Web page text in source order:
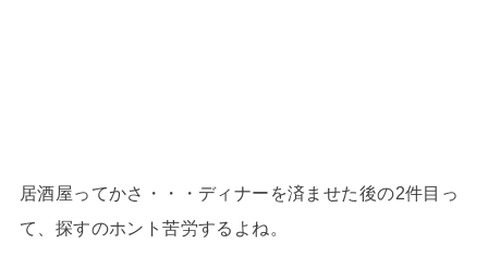
居酒屋ってかさ・・・ディナーを済ませた後の2件目っ
て、探すのホント苦労するよね。